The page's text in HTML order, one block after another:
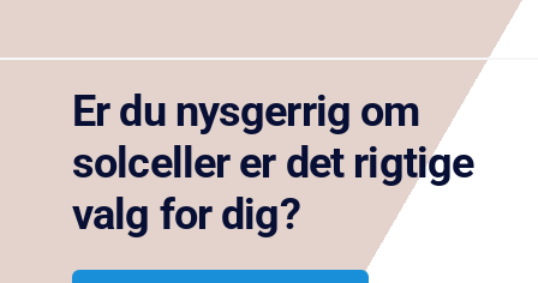
Er du nysgerrig om
solceller er det rigtige
valg for dig?